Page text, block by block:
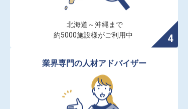
北海道～沖縄まで
約5000施設様がご利用中
業界専門の人材アドバイザー